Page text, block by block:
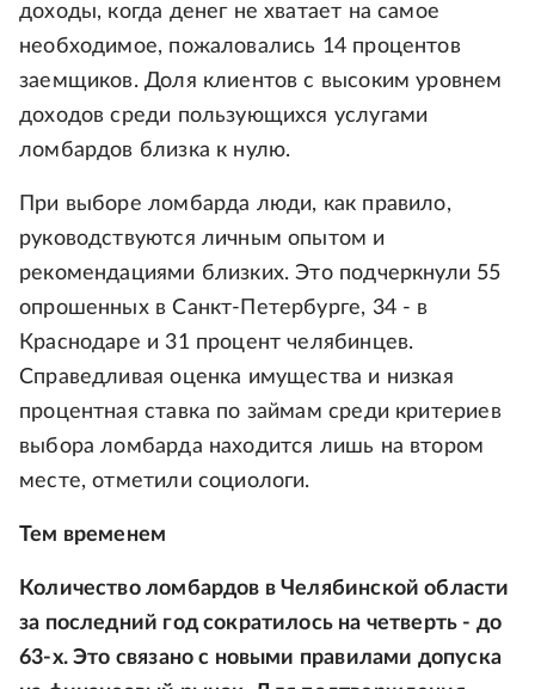
доходы, когда денег не хватает на самое
необходимое, пожаловались 14 процентов
заемщиков. Доля клиентов с высоким уровнем
доходов среди пользующихся услугами
ломбардов близка к нулю.
При выборе ломбарда люди, как правило,
руководствуются личным опытом и
рекомендациями близких. Это подчеркнули 55
опрошенных в Санкт-Петербурге, 34 - в
Краснодаре и 31 процент челябинцев.
Справедливая оценка имущества и низкая
процентная ставка по займам среди критериев
выбора ломбарда находится лишь на втором
месте, отметили социологи.
Тем временем
Количество ломбардов в Челябинской области
за последний год сократилось на четверть - до
63-х. Это связано с новыми правилами допуска